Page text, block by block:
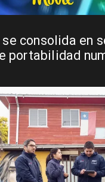
consolida en
portabilidad